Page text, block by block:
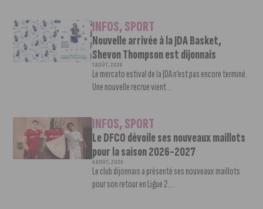
INFOS,SPORT
Nouvelle arrivée à la JDA Basket,
Shevon Thompson est dijonnais
7 AOÛT, 2026
Le mercato estival de la JDA n’est pas encore terminé.
Une nouvelle recrue vient...
INFOS,SPORT
Le DFCO dévoile ses nouveaux maillots
pour la saison 2026-2027
6 AOÛT, 2026
Le club dijonnais a présenté ses nouveaux maillots
pour son retour en Ligue 2....